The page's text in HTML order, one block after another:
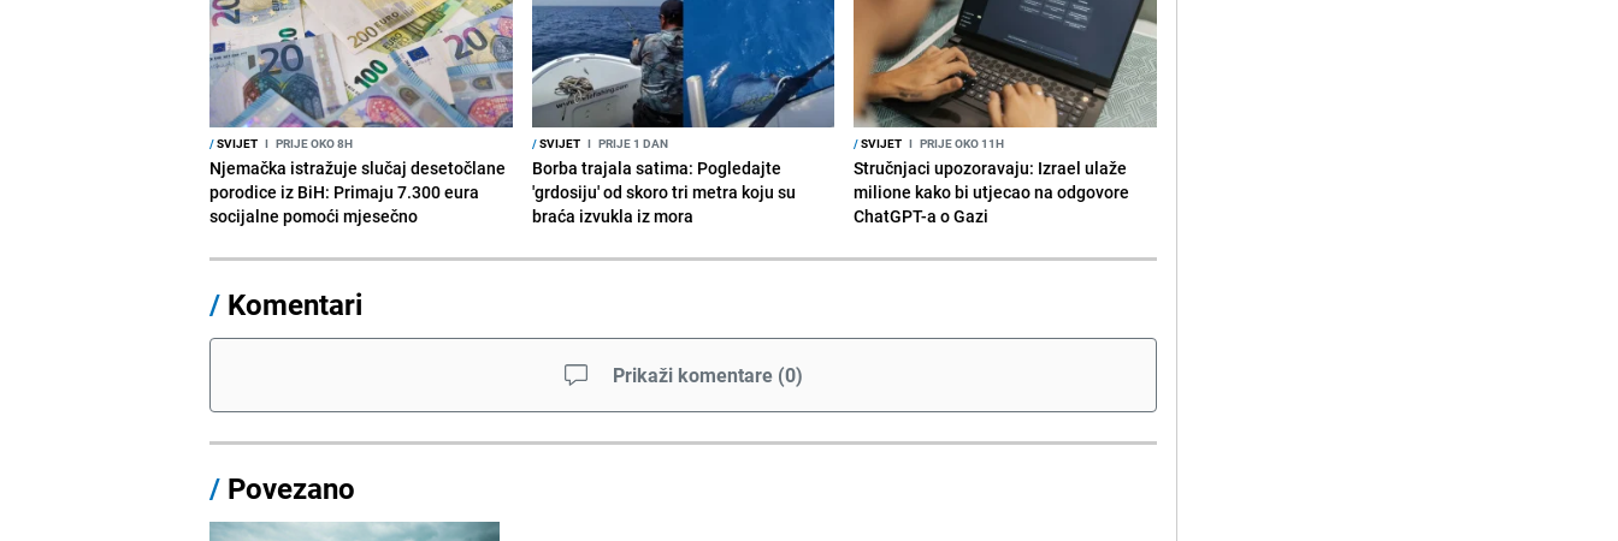
/SVIJET I PRIJE OKO 8H
Njemačka istražuje slučaj desetočlane
porodice iz BiH: Primaju 7.300 eura
socijalne pomoći mjesečno
/SVIJET I PRIJE 1 DAN
Borba trajala satima: Pogledajte
'grdosiju' od skoro tri metra koju su
braća izvukla iz mora
/SVIJET I PRIJE OKO 11H
Stručnjaci upozoravaju: Izrael ulaže
milione kako bi utjecao na odgovore
ChatGPT-a o Gazi
/ Komentari
Prikaži komentare (0)
/ Povezano